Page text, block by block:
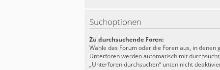
Suchoptionen
Zu durchsuchende Foren:
Wähle das Forum oder die Foren aus, in denen
Unterforen werden automatisch mit
„Unterforen durchsuchen“ unten nicht